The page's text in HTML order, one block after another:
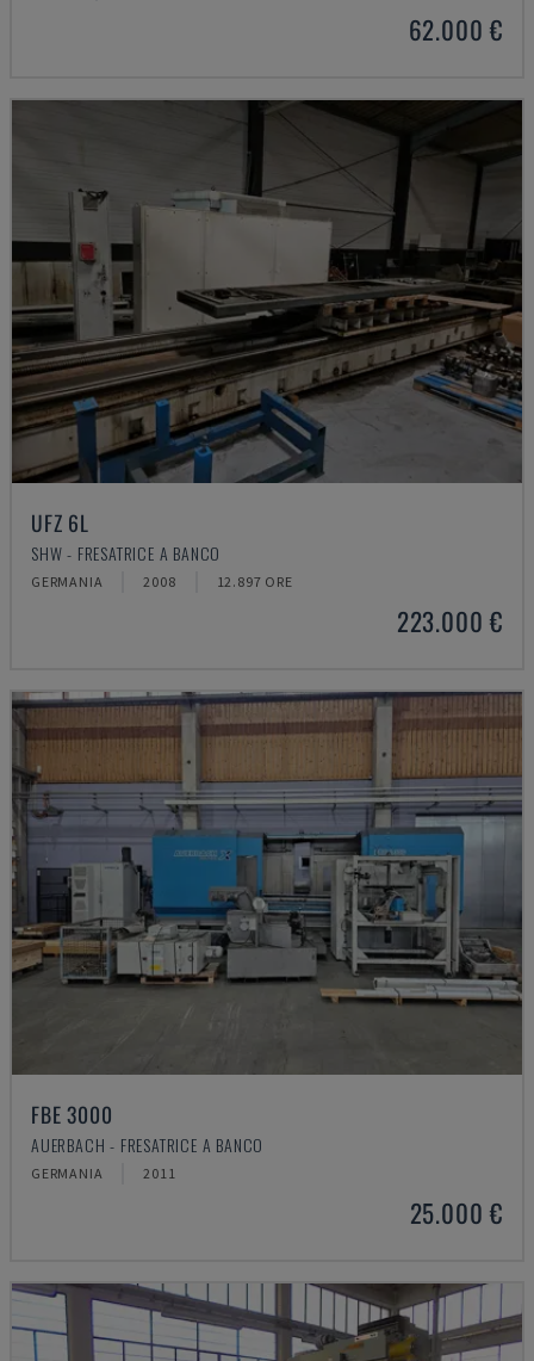
62.000 €
UFZ 6L
SHW - FRESATRICE A BANCO
GERMANIA 2008 12.897 ORE
223.000 €
FBE 3000
AUERBACH - FRESATRICE A BANCO
GERMANIA 2011
25.000 €